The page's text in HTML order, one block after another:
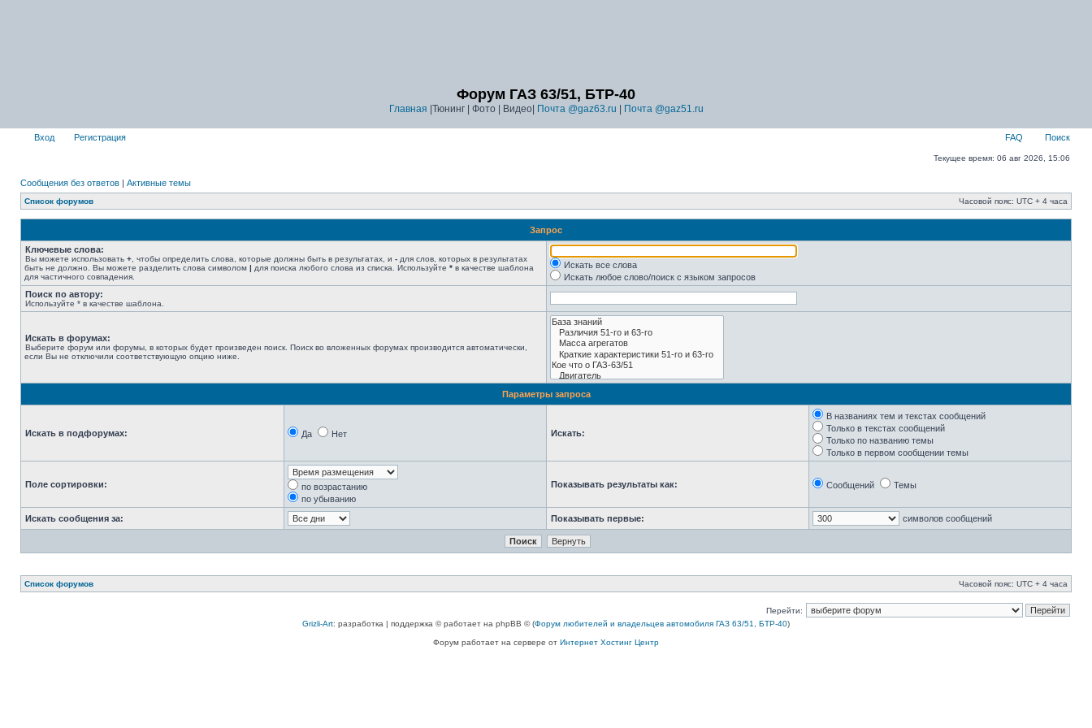
Форум ГАЗ 63/51, БТР-40
Главная |Тюнинг | Фото | Видео| Почта @gaz63.ru Почта @gaz51.ru
Вход Регистрация FAQ Поиск
Текущее время: 06 авг 2026, 15:06
Сообщения без ответов | Активные темы
Список форумов Часовой пояс: UTC + 4 часа
Запрос
Ключевые слова:
Вы можете использовать + , чтобы определить слова, которые должны быть в результатах, и - для слов, которых в результатах
быть не должно. Вы можете разделить слова символом | для поиска любого слова из списка. Используйте * в качестве шаблона
для частичного совпадения.
Искать все слова
Искать любое слово/поиск с языком запросов
Поиск по автору:
Используйте * в качестве шаблона.
Искать в форумах:
Выберите форум или форумы, в которых будет произведен поиск. Поиск во вложенных форумах производится автоматически,
если Вы не отключили соответствующую опцию ниже.
Параметры запроса
Искать в подфорумах: Да Нет Искать:
В названиях тем и текстах сообщений
Только в текстах сообщений
Только по названию темы
Только в первом сообщении темы
Поле сортировки:
по возрастанию
по убыванию
Показывать результаты как: Сообщений Темы
Искать сообщения за: Показывать первые: символов сообщений
Список форумов Часовой пояс: UTC + 4 часа
Перейти:
Grizli-Art: разработка | поддержка © работает на phpBB © (Форум любителей и владельцев автомобиля ГАЗ 63/51, БТР-40)
Форум работает на сервере от Интернет Хостинг Центр